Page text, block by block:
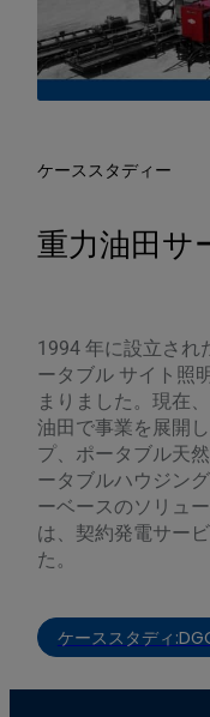
ケーススタディー
重力油田サ
1994 年に設立され
ータブル サイト照
まりました。現在
油田で事業を展開
プ、ポータブル天
ータブルハウジン
ーベースのソリュ
は、契約発電サー
た。
ケーススタディ